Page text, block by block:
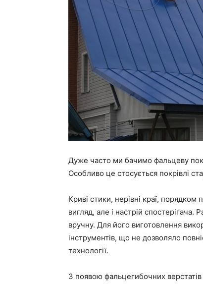
Дуже часто ми бачимо фальцеву
Особливо це стосується покрівлі
Криві стики, нерівні краї,
вигляд, але і настрій
вручну. Для його виготовлення
інструментів, що не дозволяло
технології.
З появою фальцегибочних